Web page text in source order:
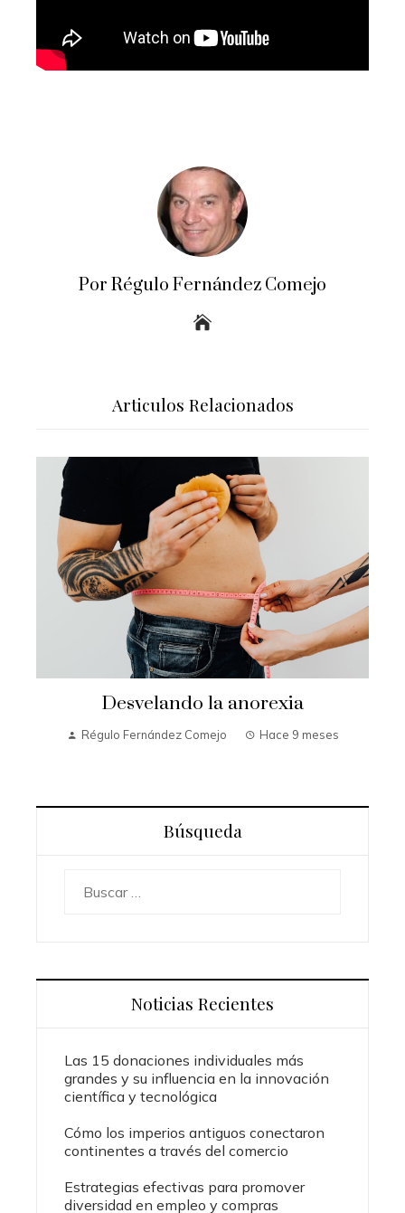
Por Régulo Fernández Comejo
Articulos Relacionados
Desvelando la anorexia
Régulo Fernández Comejo Hace 9 meses
Búsqueda
Noticias Recientes
Las 15 donaciones individuales más
grandes y su influencia en la innovación
científica y tecnológica
Cómo los imperios antiguos conectaron
continentes a través del comercio
Estrategias efectivas para promover
diversidad en empleo y compras